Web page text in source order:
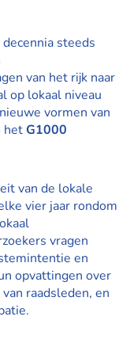
steeds
van het rijk naar
op lokaal niveau
vormen van
hetG1000
van de lokale
vier jaar rondom
vragen
en
opvattingen over
raadsleden, en